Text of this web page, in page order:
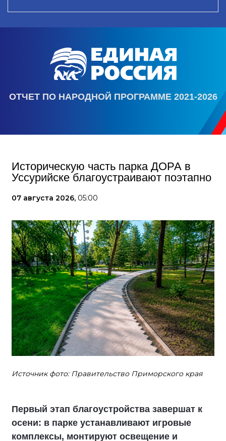
ОТЧЕТ ПО НАРОДНОЙ ПРОГРАММЕ 2021-2026
Историческую часть парка ДОРА в
Уссурийске благоустраивают поэтапно
07 августа 2026, 05:00
Источник фото: Правительство Приморского края
Первый этап благоустройства завершат к
осени: в парке устанавливают игровые
комплексы, монтируют освещение и